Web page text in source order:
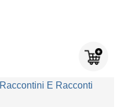
Raccontini E Racconti